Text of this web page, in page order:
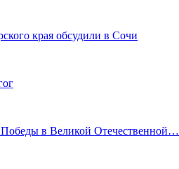
края обсудили в Сочи
Победы в Великой Отечественной…